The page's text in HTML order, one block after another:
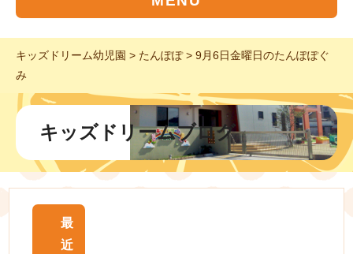
キッズドリーム幼児園 > たんぽぽ> 9月6日金曜日のたんぽぽぐ
み
キッズドリームブログ
最
近